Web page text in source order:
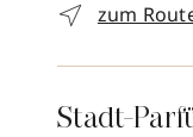
zum
Stadt-